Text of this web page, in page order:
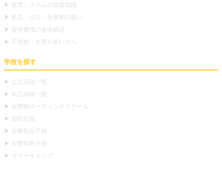
▶ 教育システムの基礎知識
▶ 私立・公立・全寮制の違い
▶ 留学費用の全体解説
▶ 不登校・欠席が多い方へ
学校を探す
▶ 公立高校一覧
▶ 私立高校一覧
▶ 全寮制ボーディングスクール
▶ IB対応校
▶ 全寮制女子校
▶ 全寮制男子校
▶ サマーキャンプ